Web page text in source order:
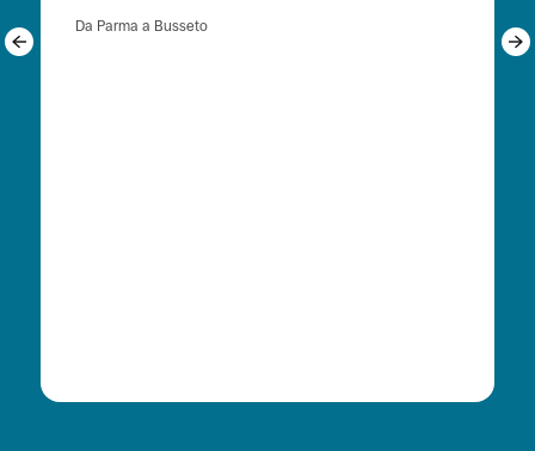
Da Parma a Busseto